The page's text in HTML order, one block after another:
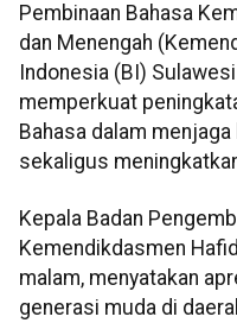
Pembinaan Bahasa
dan Menengah
Indonesia (BI)
memperkuat
Bahasa dalam
sekaligus
Kepala Badan
Kemendikdasmen
malam, menyatakan
generasi muda di